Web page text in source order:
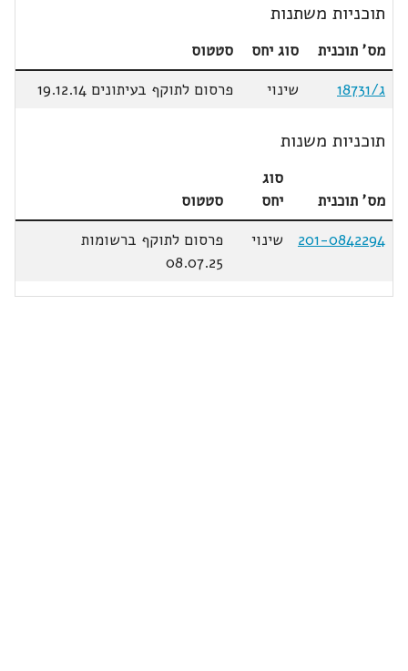
תוכניות משתנות
מס' תוכנית סוג יחס
סטטוס
ג/18731
שינוי פרסום לתוקף בעיתונים 19.12.14
תוכניות משנות
מס' תוכנית
סוג
יחס
סטטוס
201-0842294
שינוי
פרסום לתוקף ברשומות
08.07.25